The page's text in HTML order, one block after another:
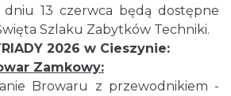
dniu 13 czerwca będą dostępne
Szlaku Zabytków Techniki.
2026 w Cieszynie:
Zamkowy:
Browaru z przewodnikiem -